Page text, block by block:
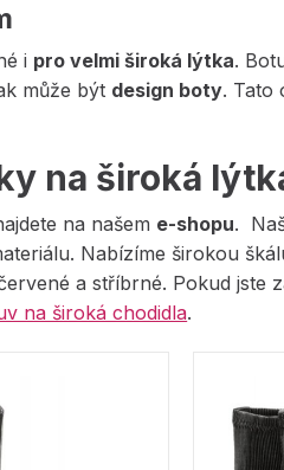
i pro velmi široká lýtka.
může být design boty. Tato
na široká
na našem e-shopu.
Nabízíme širokou
a stříbrné. Pokud jste
na široká chodidla.